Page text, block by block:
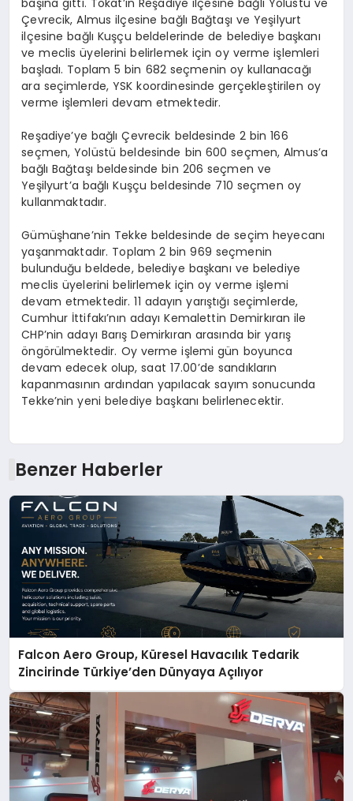
Çevrecik, Almus ilçesine bağlı Bağtaşı ve Yeşilyurt
ilçesine bağlı Kuşçu beldelerinde de belediye başkanı
ve meclis üyelerini belirlemek için oy verme işlemleri
başladı. Toplam 5 bin 682 seçmenin oy kullanacağı
ara seçimlerde, YSK koordinesinde gerçekleştirilen oy
verme işlemleri devam etmektedir.
Reşadiye’ye bağlı Çevrecik beldesinde 2 bin 166
seçmen, Yolüstü beldesinde bin 600 seçmen, Almus’a
bağlı Bağtaşı beldesinde bin 206 seçmen ve
Yeşilyurt’a bağlı Kuşçu beldesinde 710 seçmen oy
kullanmaktadır.
Gümüşhane’nin Tekke beldesinde de seçim heyecanı
yaşanmaktadır. Toplam 2 bin 969 seçmenin
bulunduğu beldede, belediye başkanı ve belediye
meclis üyelerini belirlemek için oy verme işlemi
devam etmektedir. 11 adayın yarıştığı seçimlerde,
Cumhur İttifakı’nın adayı Kemalettin Demirkıran ile
CHP’nin adayı Barış Demirkıran arasında bir yarış
öngörülmektedir. Oy verme işlemi gün boyunca
devam edecek olup, saat 17.00’de sandıkların
kapanmasının ardından yapılacak sayım sonucunda
Tekke’nin yeni belediye başkanı belirlenecektir.
Benzer Haberler
Falcon Aero Group, Küresel Havacılık Tedarik
Zincirinde Türkiye’den Dünyaya Açılıyor